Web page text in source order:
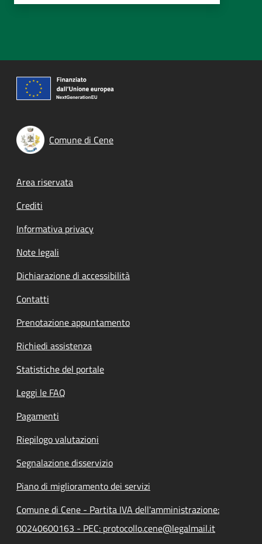
Comune di Cene
Footer menu
Area riservata
Crediti
Informativa privacy
Note legali
Dichiarazione di accessibilità
Contatti
Prenotazione appuntamento
Richiedi assistenza
Statistiche del portale
Leggi le FAQ
Pagamenti
Riepilogo valutazioni
Segnalazione disservizio
Piano di miglioramento dei servizi
Comune di Cene - Partita IVA dell'amministrazione:
00240600163 - PEC: protocollo.cene@legalmail.it